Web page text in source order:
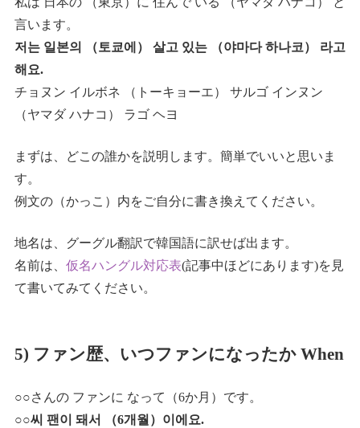
言います。
저는 일본의 （토쿄에） 살고 있는 （야마다 하나코） 라고
해요.
チョヌン イルボネ （トーキョーエ） サルゴ インヌン
（ヤマダ ハナコ） ラゴ ヘヨ
まずは、どこの誰かを説明します。簡単でいいと思いま
す。
例文の（かっこ）内をご自分に書き換えてください。
地名は、グーグル翻訳で韓国語に訳せば出ます。
名前は、 仮名ハングル対応表(記事中ほどにあります)を見
て書いてみてください。
5) ファン歴、いつファンになったか When
○○さんの ファンに なって（6か月）です。
○○씨 팬이 돼서 （6개월）이에요.